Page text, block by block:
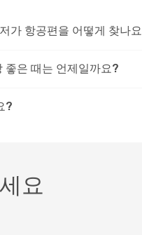
가 항공편을 어떻게 찾나
좋은 때는 언제일까요?
?
요